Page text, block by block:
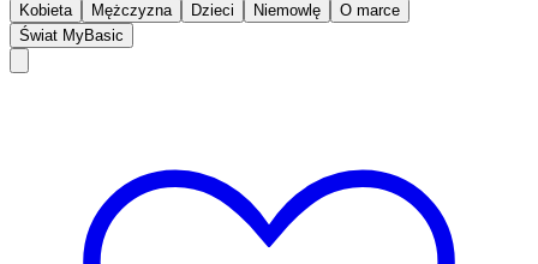
Kobieta Mężczyzna Dzieci Niemowlę
O marce
Świat MyBasic